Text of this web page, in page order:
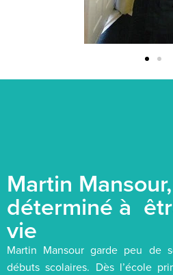
Martin
déterminé à
vie
Martin Mansour garde peu de
débuts scolaires. Dès l’école